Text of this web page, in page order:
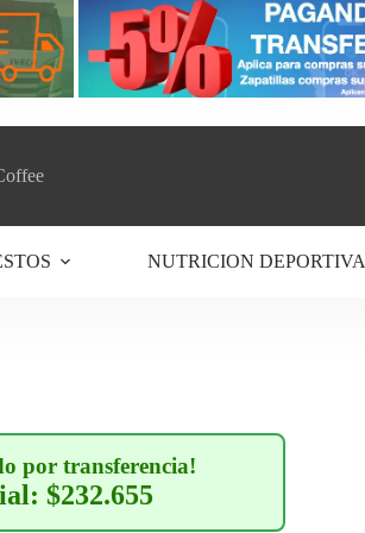
NUTRICION DEPORTIVA
por transferencia!
$232.655